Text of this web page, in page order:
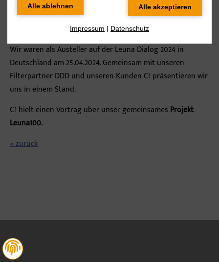
Wir waren als Austeller auf der Leuna Dialog 2024 in
Deutschland am 25.04.2024. Gemeinsam mit unseren
Filterpartner DDD und unseren Kunden C1 präsentieren wir
uns in einem Stand.
C1 hielt einen Vortrag über unser gemeinsames Projekt
Leuna100.
« zurück
Impressum | Datenschutz